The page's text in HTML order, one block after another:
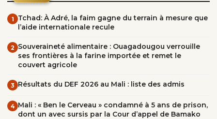
1
Tchad: À Adré, la faim gagne du terrain à mesure que
l’aide internationale recule
2 Souveraineté alimentaire : Ouagadougou verrouille
ses frontières à la farine importée et remet le
couvert agricole
3 Résultats du DEF 2026 au Mali : liste des admis
4 Mali : « Ben le Cerveau » condamné à 5 ans de prison,
dont un avec sursis par la Cour d’appel de Bamako